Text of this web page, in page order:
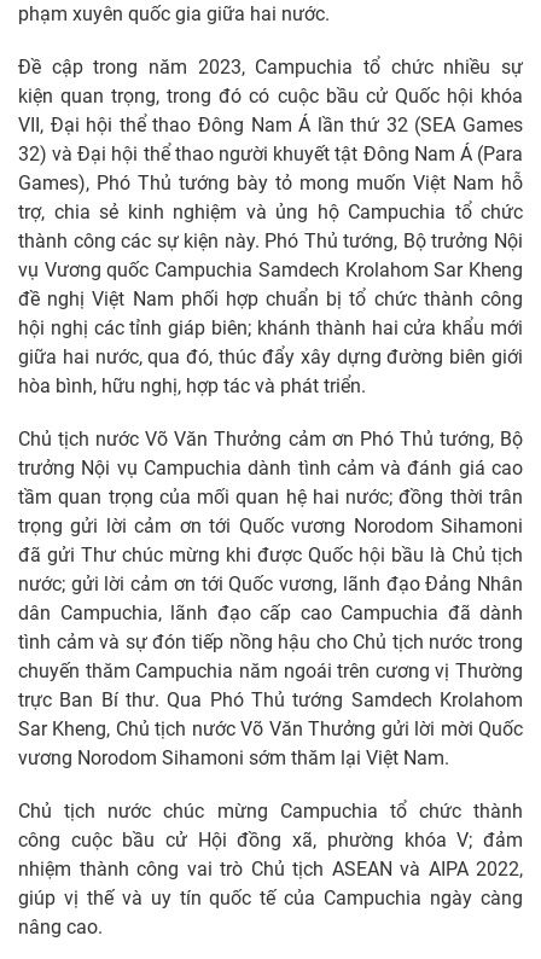
phạm xuyên quốc gia giữa hai nước.
Đề cập trong năm 2023, Campuchia tổ chức nhiều sự
kiện quan trọng, trong đó có cuộc bầu cử Quốc hội khóa
VII, Đại hội thể thao Đông Nam Á lần thứ 32 (SEA Games
32) và Đại hội thể thao người khuyết tật Đông Nam Á (Para
Games), Phó Thủ tướng bày tỏ mong muốn Việt Nam hỗ
trợ, chia sẻ kinh nghiệm và ủng hộ Campuchia tổ chức
thành công các sự kiện này. Phó Thủ tướng, Bộ trưởng Nội
vụ Vương quốc Campuchia Samdech Krolahom Sar Kheng
đề nghị Việt Nam phối hợp chuẩn bị tổ chức thành công
hội nghị các tỉnh giáp biên; khánh thành hai cửa khẩu mới
giữa hai nước, qua đó, thúc đẩy xây dựng đường biên giới
hòa bình, hữu nghị, hợp tác và phát triển.
Chủ tịch nước Võ Văn Thưởng cảm ơn Phó Thủ tướng, Bộ
trưởng Nội vụ Campuchia dành tình cảm và đánh giá cao
tầm quan trọng của mối quan hệ hai nước; đồng thời trân
trọng gửi lời cảm ơn tới Quốc vương Norodom Sihamoni
đã gửi Thư chúc mừng khi được Quốc hội bầu là Chủ tịch
nước; gửi lời cảm ơn tới Quốc vương, lãnh đạo Đảng Nhân
dân Campuchia, lãnh đạo cấp cao Campuchia đã dành
tình cảm và sự đón tiếp nồng hậu cho Chủ tịch nước trong
chuyến thăm Campuchia năm ngoái trên cương vị Thường
trực Ban Bí thư. Qua Phó Thủ tướng Samdech Krolahom
Sar Kheng, Chủ tịch nước Võ Văn Thưởng gửi lời mời Quốc
vương Norodom Sihamoni sớm thăm lại Việt Nam.
Chủ tịch nước chúc mừng Campuchia tổ chức thành
công cuộc bầu cử Hội đồng xã, phường khóa V; đảm
nhiệm thành công vai trò Chủ tịch ASEAN và AIPA 2022,
giúp vị thế và uy tín quốc tế của Campuchia ngày càng
nâng cao.